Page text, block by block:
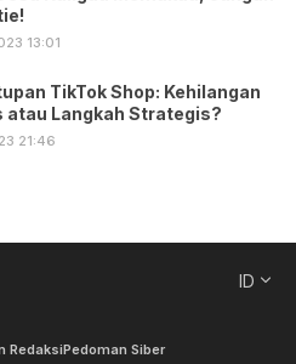
13:01
TikTok Shop: Kehilangan
atau Langkah Strategis?
21:46
ID
RedaksiPedoman Siber